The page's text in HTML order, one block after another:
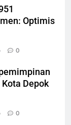
Optimis
0
Kota Depok
0